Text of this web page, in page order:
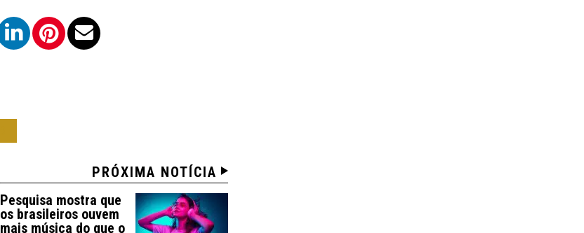
PRÓXIMA NOTÍCIA
Pesquisa mostra que
os brasileiros ouvem
mais música do que o